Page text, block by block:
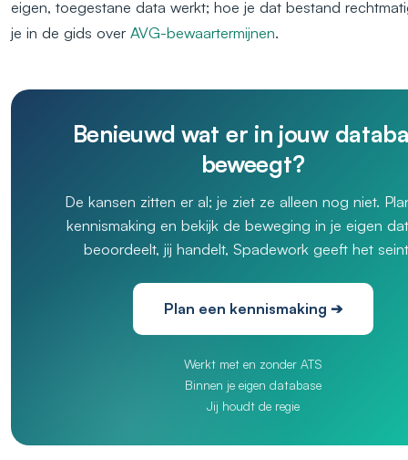
eigen, toegestane data werkt; hoe je dat bestand
je in de gids over AVG-bewaartermijnen.
Benieuwd wat er in jouw
beweegt?
De kansen zitten er al; je ziet ze alleen nog niet.
kennismaking en bekijk de beweging in je eigen
beoordeelt, jij handelt, Spadework geeft het
Plan een kennismaking ➔
Werkt met en zonder ATS
Binnen je eigen database
Jij houdt de regie